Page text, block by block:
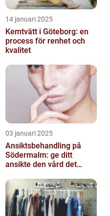
14 januari 2025
Kemtvätt i Göteborg: en
process för renhet och
kvalitet
03 januari 2025
Ansiktsbehandling på
Södermalm: ge ditt
ansikte den vård det